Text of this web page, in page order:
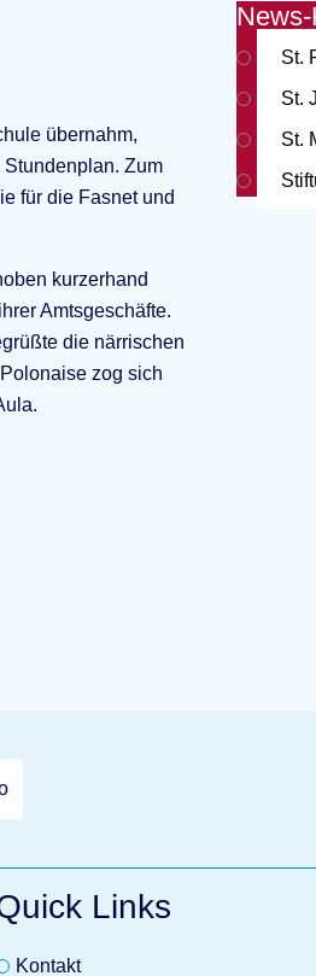
übernahm,
Stundenplan. Zum
für die Fasnet und
kurzerhand
Amtsgeschäfte.
die närrischen
zog sich
St.
St.
St.
Links
Kontakt